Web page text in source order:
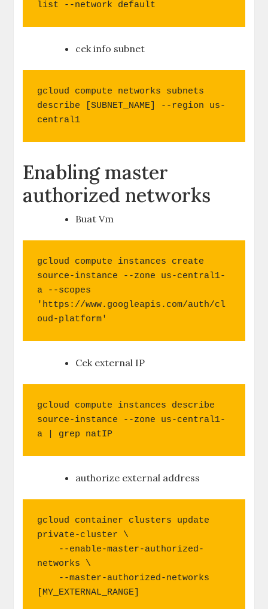
list --network default
cek info subnet
gcloud compute networks subnets
describe [SUBNET_NAME] --region us-
central1
Enabling master
authorized networks
Buat Vm
gcloud compute instances create
source-instance --zone us-central1-
a --scopes
'https://www.googleapis.com/auth/cl
oud-platform'
Cek external IP
gcloud compute instances describe
source-instance --zone us-central1-
a | grep natIP
authorize external address
gcloud container clusters update
private-cluster \
networks \
[MY_EXTERNAL_RANGE]